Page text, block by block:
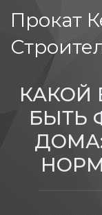
Прокат
ВЫСОТА
КАКОЙ
БЫТЬ